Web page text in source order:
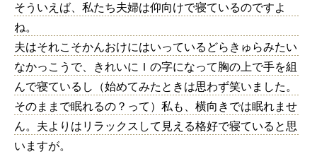
そういえば、私たち夫婦は仰向けで寝ているのですよ
ね。
夫はそれこそかんおけにはいっているどらきゅらみたい
なかっこうで、きれいにＩの字になって胸の上で手を組
んで寝ているし（始めてみたときは思わず笑いました。
そのままで眠れるの？って）私も、横向きでは眠れませ
ん。夫よりはリラックスして見える格好で寝ていると思
いますが。